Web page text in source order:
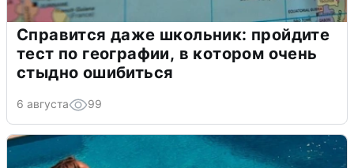
Справится даже школьник: пройдите
тест по географии, в котором очень
стыдно ошибиться
6 августа 99